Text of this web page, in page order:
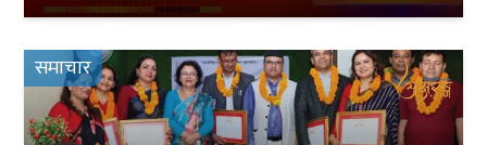
समाचार